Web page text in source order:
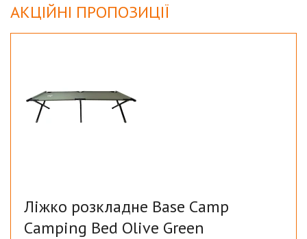
АКЦІЙНІ ПРОПОЗИЦІЇ
Ліжко розкладне Base Camp
Camping Bed Olive Green